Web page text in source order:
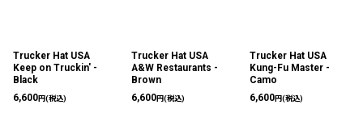
Trucker Hat USA
Keep on Truckin' -
Black
6,600円(税込)
Trucker Hat USA
A&W Restaurants -
Brown
6,600円(税込)
Trucker Hat USA
Kung-Fu Master -
Camo
6,600円(税込)